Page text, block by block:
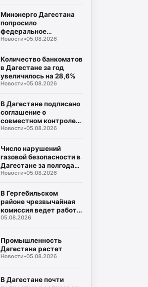
социальной
профилактике
Минэнерго Дагестана
попросило
федеральное
ведомство содействия
оплаченного топлива на
АЗС
Новости•05.08.2026
Количество банкоматов
в Дагестане за год
увеличилось на 28,6%
Новости•05.08.2026
В Дагестане подписано
соглашение о
совместном контроле
за выборами
Новости•05.08.2026
Число нарушений
газовой безопасности в
Дагестане за полгода
сократилось вдвое
Новости•05.08.2026
В Гергебильском
районе чрезвычайная
комиссия ведет работу
по оценке последствий
05.08.2026
Промышленность
Дагестана растет
Новости•05.08.2026
В Дагестане почти